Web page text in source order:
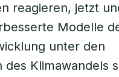
reagieren, jetzt
Modelle
unter den
des Klimawandels